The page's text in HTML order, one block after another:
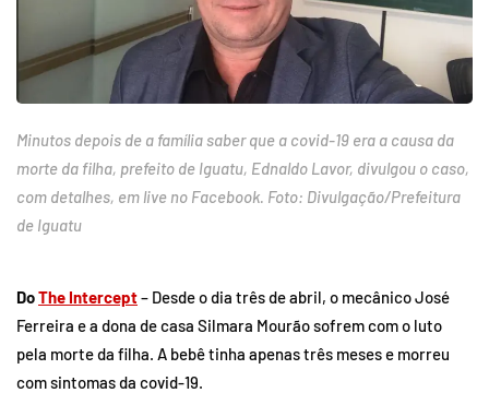
Minutos depois de a família saber que a covid-19 era a causa da
morte da filha, prefeito de Iguatu, Ednaldo Lavor, divulgou o caso,
com detalhes, em live no Facebook. Foto: Divulgação/Prefeitura
de Iguatu
DoThe Intercept– Desde o dia três de abril, o mecânico José
Ferreira e a dona de casa Silmara Mourão sofrem com o luto
pela morte da filha. A bebê tinha apenas três meses e morreu
com sintomas da covid-19.